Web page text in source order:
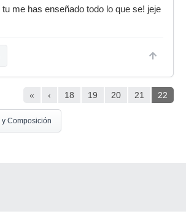
tu me has enseñado todo lo que se! jeje
« ‹ 18 19 20 21 22
y Composición